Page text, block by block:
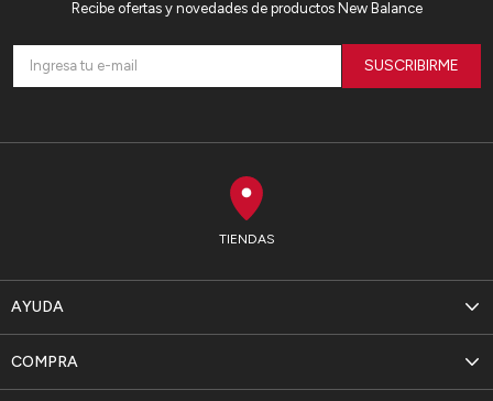
TIENDAS
AYUDA
COMPRA
Recibe ofertas y novedades de productos New Balance
SUSCRIBIRME